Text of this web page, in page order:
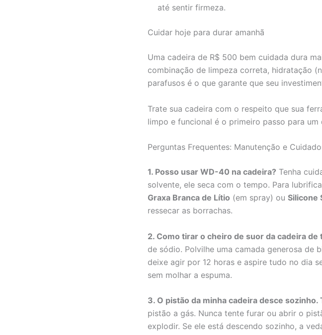
até sentir firmeza.
Cuidar hoje para durar amanhã
Uma cadeira de R$ 500 bem cuidada dura
combinação de limpeza correta, hidratação
parafusos é o que garante que seu
Trate sua cadeira com o respeito que sua
limpo e funcional é o primeiro passo para
Perguntas Frequentes: Manutenção e
1. Posso usar WD-40 na cadeira? Tenha
solvente, ele seca com o tempo. Para
Graxa Branca de Lítio (em spray) ou Silicone
ressecar as borrachas.
2. Como tirar o cheiro de suor da cadeira de
de sódio. Polvilhe uma camada generosa de
deixe agir por 12 horas e aspire tudo no dia
sem molhar a espuma.
3. O pistão da minha cadeira desce sozinho.
pistão a gás. Nunca tente furar ou abrir o
explodir. Se ele está descendo sozinho, a